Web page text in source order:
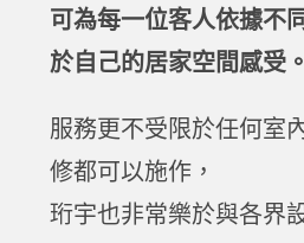
可為每一位客人依據不
於自己的居家空間感受。
服務更不受限於任何室
修都可以施作，
珩宇也非常樂於與各界